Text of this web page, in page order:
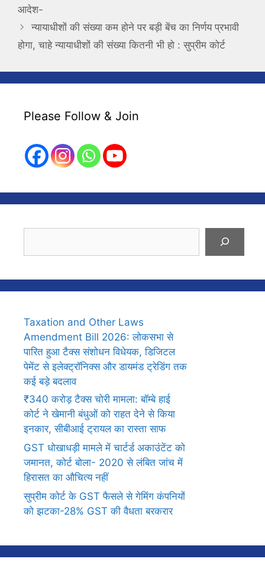
आदेश-
न्यायाधीशों की संख्या कम होने पर बड़ी बेंच का निर्णय प्रभावी
होगा, चाहे न्यायाधीशों की संख्या कितनी भी हो : सुप्रीम कोर्ट
Please Follow & Join
Taxation and Other Laws
Amendment Bill 2026: लोकसभा से
पारित हुआ टैक्स संशोधन विधेयक, डिजिटल
पेमेंट से इलेक्ट्रॉनिक्स और डायमंड ट्रेडिंग तक
कई बड़े बदलाव
₹340 करोड़ टैक्स चोरी मामला: बॉम्बे हाई
कोर्ट ने खेमानी बंधुओं को राहत देने से किया
इनकार, सीबीआई ट्रायल का रास्ता साफ
GST धोखाधड़ी मामले में चार्टर्ड अकाउंटेंट को
जमानत, कोर्ट बोला- 2020 से लंबित जांच में
हिरासत का औचित्य नहीं
सुप्रीम कोर्ट के GST फैसले से गेमिंग कंपनियों
को झटका-28% GST की वैधता बरकरार